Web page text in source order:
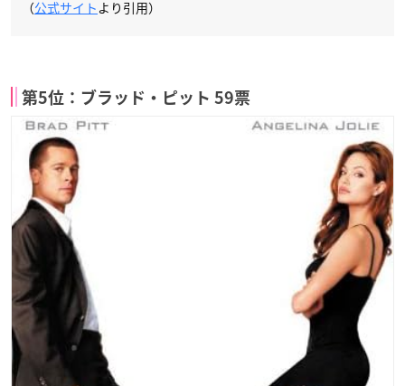
（公式サイト より引用）
第5位：ブラッド・ピット 59票